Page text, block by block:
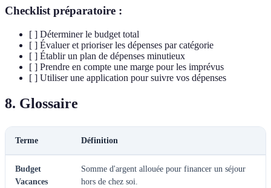
Checklist préparatoire :
[ ] Déterminer le budget total
[ ] Évaluer et prioriser les dépenses par catégorie
[ ] Établir un plan de dépenses minutieux
[ ] Prendre en compte une marge pour les imprévus
[ ] Utiliser une application pour suivre vos dépenses
8. Glossaire
Terme Définition
Budget
Vacances
Somme d'argent allouée pour financer un séjour
hors de chez soi.